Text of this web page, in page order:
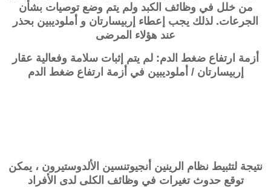
من خلل في وظائف الكبد ولم يتم وضع توصيات بشأن
الجرعات. لذلك يجب إعطاء إربيسارتان و أملوديبين بحذر
عند هؤلاء المرضى
أزمة ارتفاع ضغط الدم: لم يتم إثبات سلامة وفعالية عقار
إربيسارتان / أملوديبين في أزمة ارتفاع ضغط الدم
نتيجة لتثبيط نظام الرينين أنجيوتنسين الألدوستيرون ، يمكن
توقع حدوث تغيرات في وظائف الكلى لدى الأفراد